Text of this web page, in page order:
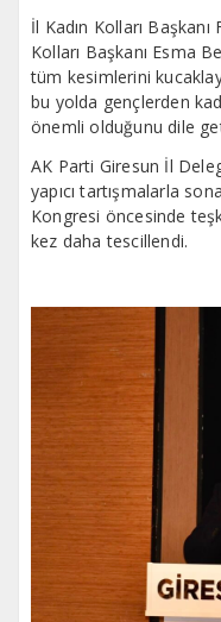
İl Kadın Kolları
Kolları Başkanı Esma
tüm kesimlerini
bu yolda gençlerden
önemli olduğunu dile
AK Parti Giresun İl
yapıcı tartışmalarla
Kongresi öncesinde
kez daha tescillendi.